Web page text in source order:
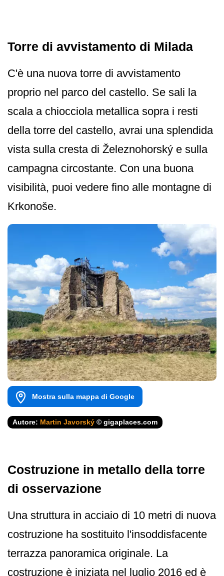
Torre di avvistamento di Milada
C'è una nuova torre di avvistamento
proprio nel parco del castello. Se sali la
scala a chiocciola metallica sopra i resti
della torre del castello, avrai una splendida
vista sulla cresta di Železnohorský e sulla
campagna circostante. Con una buona
visibilità, puoi vedere fino alle montagne di
Krkonoše.
Mostra sulla mappa di Google
Autore: Martin Javorský © gigaplaces.com
Costruzione in metallo della torre
di osservazione
Una struttura in acciaio di 10 metri di nuova
costruzione ha sostituito l'insoddisfacente
terrazza panoramica originale. La
costruzione è iniziata nel luglio 2016 ed è